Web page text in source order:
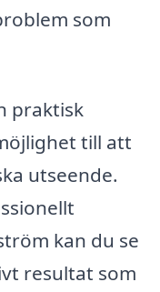
som
praktisk
till att
utseende.
kan du se
resultat som